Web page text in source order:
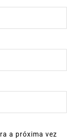
a próxima vez